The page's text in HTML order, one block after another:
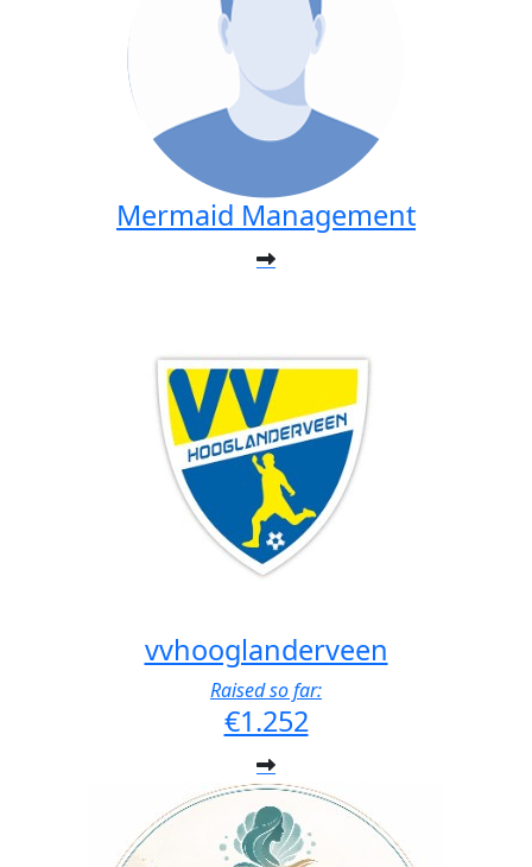
Mermaid Management
vvhooglanderveen
Raised so far:
€1.252